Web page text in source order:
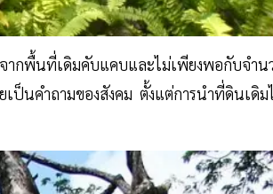
ากพื้นที่เดิมคับแคบและไม่เพียงพอกับจำน
นคำถามของสังคม ตั้งแต่การนำที่ดินเดิม